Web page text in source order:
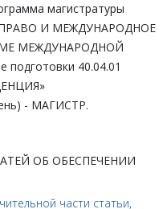
магистратуры
И МЕЖДУНАРОДНОЕ
МЕЖДУНАРОДНОЙ
40.04.01
- МАГИСТР.
ОБ ОБЕСПЕЧЕНИИ